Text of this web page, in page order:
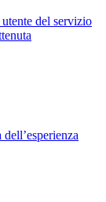
del servizio